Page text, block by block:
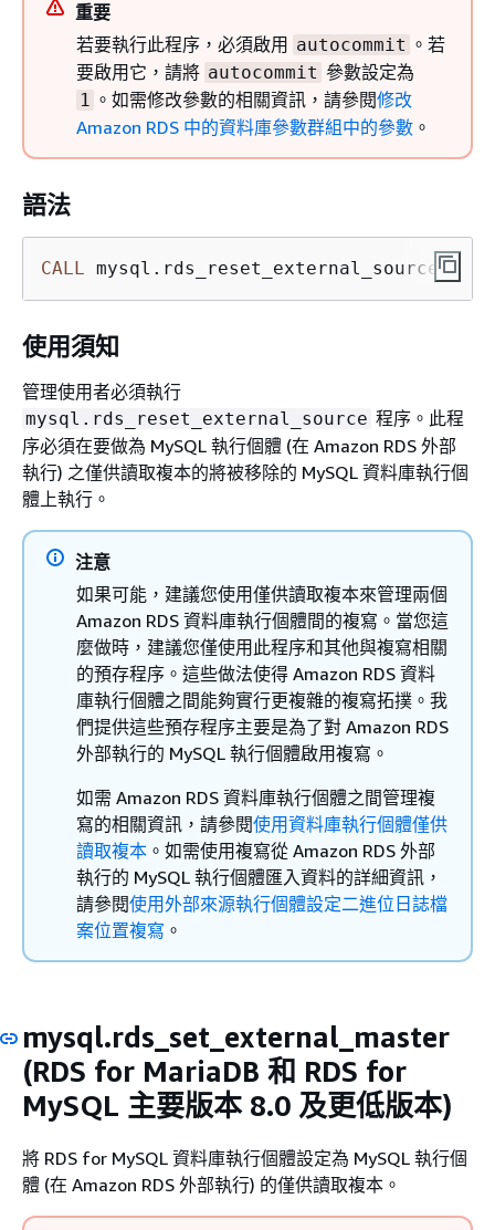
重要
若要執行此程序，必須啟用 autocommit 。若
要啟用它，請將 autocommit 參數設定為
1 。如需修改參數的相關資訊，請參閱修改
Amazon RDS 中的資料庫參數群組中的參數 。
語法
CALL mysql.rds_reset_external_source;
使用須知
管理使用者必須執行
mysql.rds_reset_external_source 程序。此程
序必須在要做為 MySQL 執行個體 (在 Amazon RDS 外部
執行) 之僅供讀取複本的將被移除的 MySQL 資料庫執行個
體上執行。
注意
如果可能，建議您使用僅供讀取複本來管理兩個
Amazon RDS 資料庫執行個體間的複寫。當您這
麼做時，建議您僅使用此程序和其他與複寫相關
的預存程序。這些做法使得 Amazon RDS 資料
庫執行個體之間能夠實行更複雜的複寫拓撲。我
們提供這些預存程序主要是為了對 Amazon RDS
外部執行的 MySQL 執行個體啟用複寫。
如需 Amazon RDS 資料庫執行個體之間管理複
寫的相關資訊，請參閱使用資料庫執行個體僅供
讀取複本 。如需使用複寫從 Amazon RDS 外部
執行的 MySQL 執行個體匯入資料的詳細資訊，
請參閱使用外部來源執行個體設定二進位日誌檔
案位置複寫 。
mysql.rds_set_external_master
(RDS for MariaDB 和 RDS for
MySQL 主要版本 8.0 及更低版本)
將 RDS for MySQL 資料庫執行個體設定為 MySQL 執行個
體 (在 Amazon RDS 外部執行) 的僅供讀取複本。